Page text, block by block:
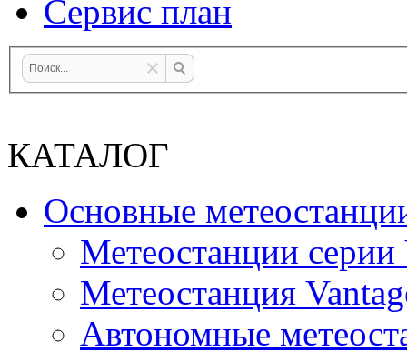
Сервис план
КАТАЛОГ
Основные
Метеостанции
Метеостанция
Автономные